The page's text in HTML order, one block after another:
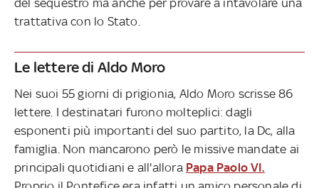
trattativa con lo Stato.
Le lettere di Aldo Moro
Nei suoi 55 giorni di prigionia, Aldo Moro scrisse 86
lettere. I destinatari furono molteplici: dagli
esponenti più importanti del suo partito, la Dc, alla
famiglia. Non mancarono però le missive mandate ai
principali quotidiani e all'allora Papa Paolo VI.